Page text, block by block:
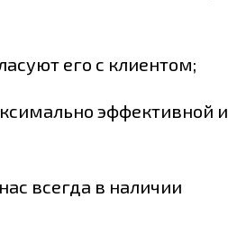
его с клиентом;
эффективной и
всегда в наличии